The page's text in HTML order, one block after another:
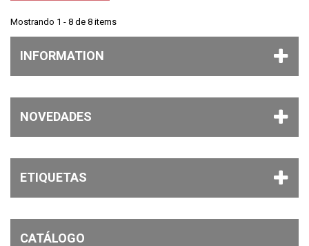
Mostrando 1 - 8 de 8 items
INFORMATION
NOVEDADES
ETIQUETAS
CATÁLOGO